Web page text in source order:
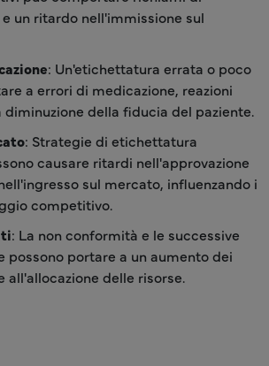
un ritardo nell'immissione sul
: Un'etichettatura errata o poco
a errori di medicazione, reazioni
diminuzione della fiducia del paziente.
: Strategie di etichettatura
causare ritardi nell'approvazione
sul mercato, influenzando i
competitivo.
: La non conformità e le successive
possono portare a un aumento dei
all'allocazione delle risorse.